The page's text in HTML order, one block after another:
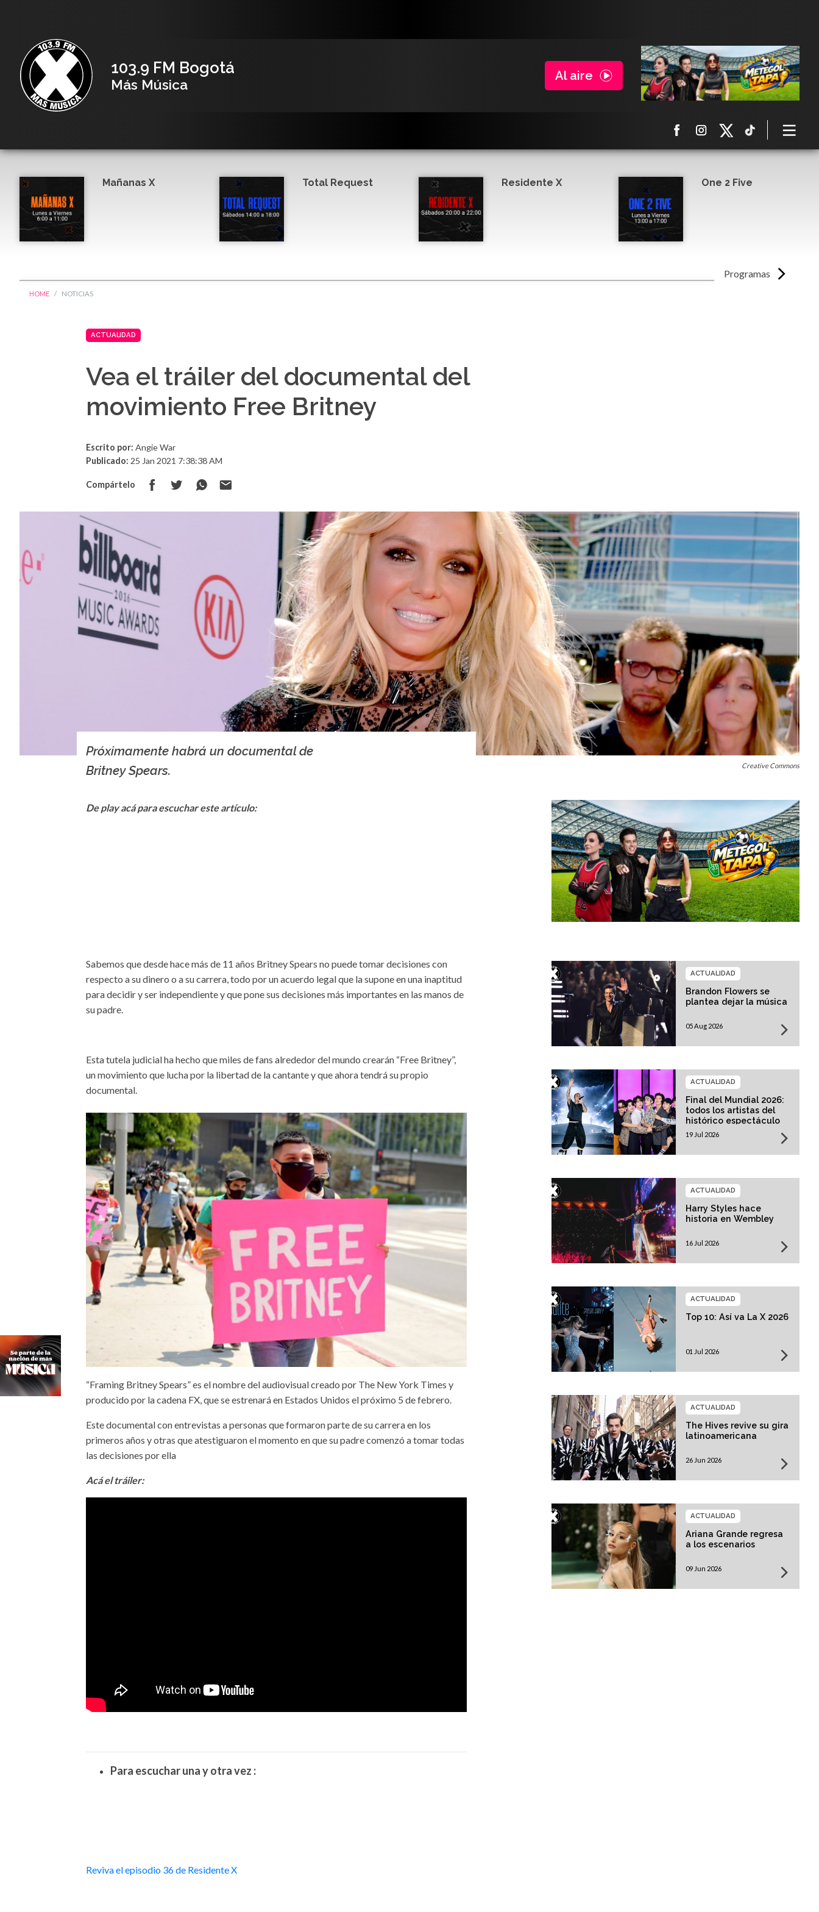
103.9 FM Bogotá
Más Música
Al aire
Programas
Mañanas X Total Request Residente X One 2 Five
HOME NOTICIAS
ACTUALIDAD
Vea el tráiler del documental del
movimiento Free Britney
Escrito por: Angie War
Publicado: 25 Jan 2021 7:38:38 AM
Compártelo
Creative Commons
Próximamente habrá un documental de
Britney Spears.
De play acá para escuchar este artículo:
Sabemos que desde hace más de 11 años Britney Spears no puede tomar decisiones con
respecto a su dinero o a su carrera, todo por un acuerdo legal que la supone en una inaptitud
para decidir y ser independiente y que pone sus decisiones más importantes en las manos de
su padre.
Esta tutela judicial ha hecho que miles de fans alrededor del mundo crearán “Free Britney”,
un movimiento que lucha por la libertad de la cantante y que ahora tendrá su propio
documental.
“Framing Britney Spears” es el nombre del audiovisual creado por The New York Times y
producido por la cadena FX, que se estrenará en Estados Unidos el próximo 5 de febrero.
Este documental con entrevistas a personas que formaron parte de su carrera en los
primeros años y otras que atestiguaron el momento en que su padre comenzó a tomar todas
las decisiones por ella
Acá el tráiler:
Para escuchar una y otra vez :
Reviva el episodio 36 de Residente X
Brandon Flowers se
plantea dejar la música
ACTUALIDAD
05 Aug 2026
Final del Mundial 2026:
todos los artistas del
histórico espectáculo
ACTUALIDAD
19 Jul 2026
Harry Styles hace
historia en Wembley
ACTUALIDAD
16 Jul 2026
Top 10: Así va La X 2026
ACTUALIDAD
01 Jul 2026
The Hives revive su gira
latinoamericana
ACTUALIDAD
26 Jun 2026
Ariana Grande regresa
a los escenarios
ACTUALIDAD
09 Jun 2026